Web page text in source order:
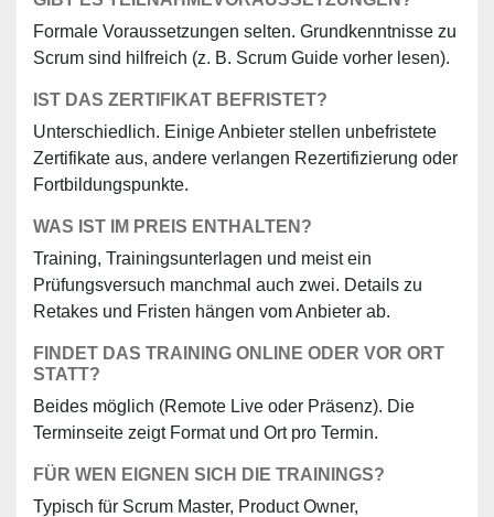
Formale Voraussetzungen selten. Grundkenntnisse zu
Scrum sind hilfreich (z. B. Scrum Guide vorher lesen).
IST DAS ZERTIFIKAT BEFRISTET?
Unterschiedlich. Einige Anbieter stellen unbefristete
Zertifikate aus, andere verlangen Rezertifizierung oder
Fortbildungspunkte.
WAS IST IM PREIS ENTHALTEN?
Training, Trainingsunterlagen und meist ein
Prüfungsversuch manchmal auch zwei. Details zu
Retakes und Fristen hängen vom Anbieter ab.
FINDET DAS TRAINING ONLINE ODER VOR ORT
STATT?
Beides möglich (Remote Live oder Präsenz). Die
Terminseite zeigt Format und Ort pro Termin.
FÜR WEN EIGNEN SICH DIE TRAININGS?
Typisch für Scrum Master, Product Owner,